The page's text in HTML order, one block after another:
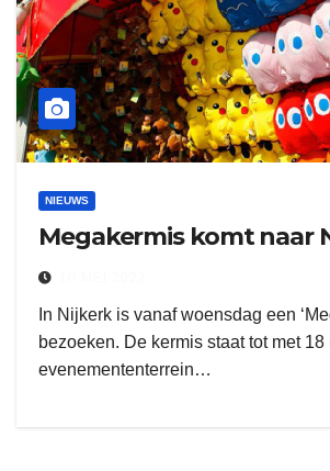
NIEUWS
Megakermis komt naar
In Nijkerk is vanaf woensdag een
bezoeken. De kermis staat tot met 18
evenemententerrein…